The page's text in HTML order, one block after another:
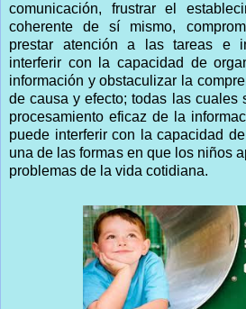
comunicación, frustrar el
coherente de sí mismo,
prestar atención a las tareas e
interferir con la capacidad de
información y obstaculizar la
de causa y efecto; todas las cuales
procesamiento eficaz de la
puede interferir con la capacidad
una de las formas en que los niños
problemas de la vida cotidiana.